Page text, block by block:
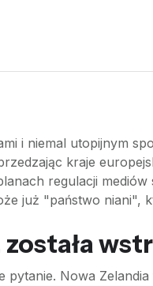
i niemal utopijnym
kraje
regulacji
już "państwo niani",
Nowa